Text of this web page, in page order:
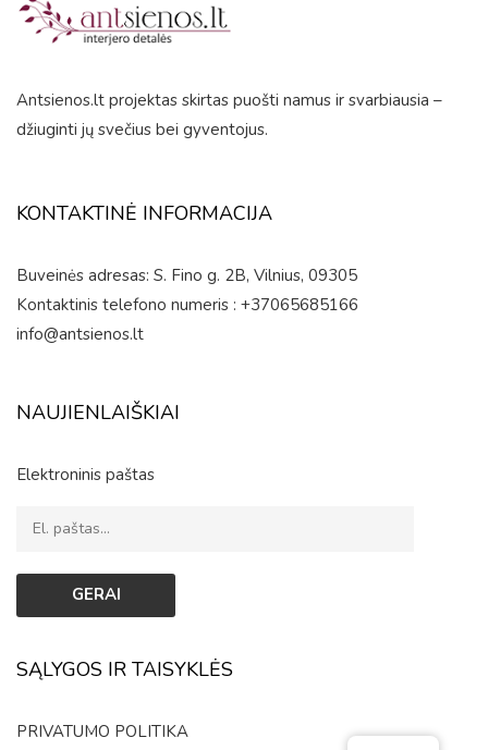
Antsienos.lt projektas skirtas puošti namus ir svarbiausia –
džiuginti jų svečius bei gyventojus.
KONTAKTINĖ INFORMACIJA
Buveinės adresas: S. Fino g. 2B, Vilnius, 09305
Kontaktinis telefono numeris : +37065685166
info@antsienos.lt
NAUJIENLAIŠKIAI
Elektroninis paštas
SĄLYGOS IR TAISYKLĖS
PRIVATUMO POLITIKA